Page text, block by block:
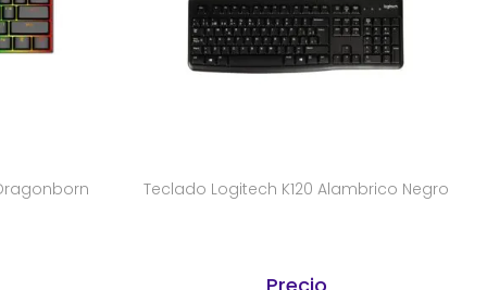
Teclado Logitech K120 Alambrico Negro